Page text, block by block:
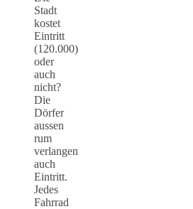
Stadt
kostet
Eintritt
(120.000)
oder
auch
nicht?
Die
Dörfer
aussen
rum
verlangen
auch
Eintritt.
Jedes
Fahrrad